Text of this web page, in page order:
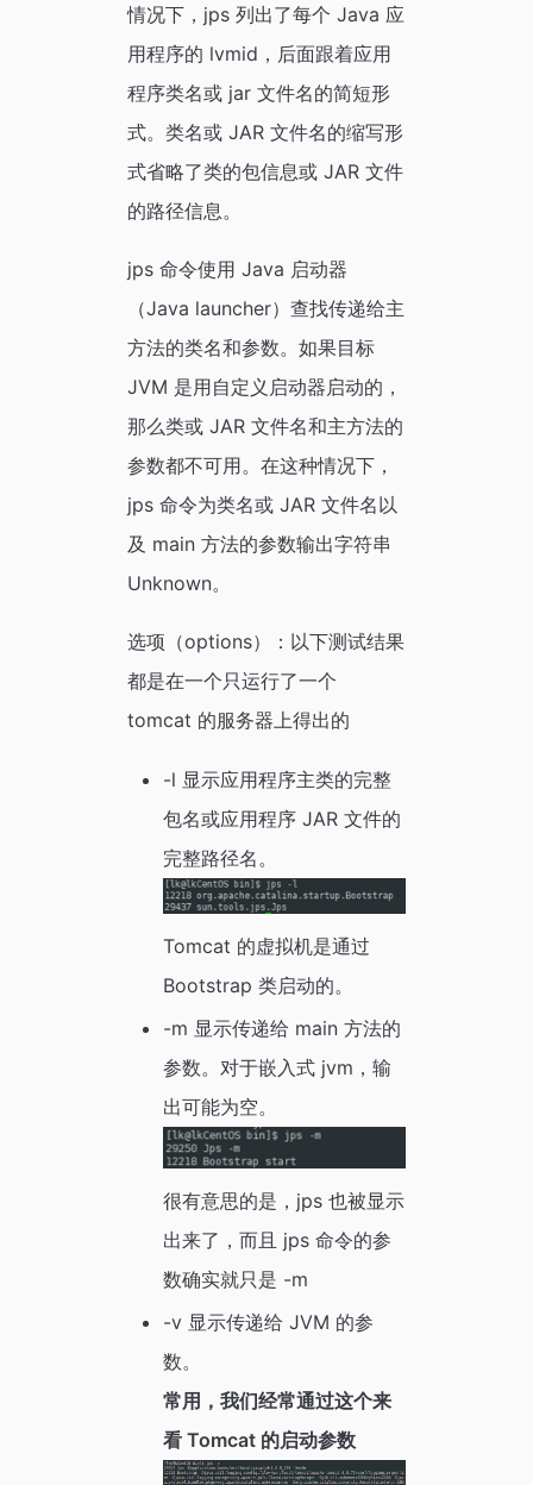
情况下，jps 列出了每个 Java 应
用程序的 lvmid，后面跟着应用
程序类名或 jar 文件名的简短形
式。类名或 JAR 文件名的缩写形
式省略了类的包信息或 JAR 文件
的路径信息。
jps 命令使用 Java 启动器
（Java launcher）查找传递给主
方法的类名和参数。如果目标
JVM 是用自定义启动器启动的，
那么类或 JAR 文件名和主方法的
参数都不可用。在这种情况下，
jps 命令为类名或 JAR 文件名以
及 main 方法的参数输出字符串
Unknown。
选项（options）：以下测试结果
都是在一个只运行了一个
tomcat 的服务器上得出的
-l 显示应用程序主类的完整
包名或应用程序 JAR 文件的
完整路径名。
Tomcat 的虚拟机是通过
Bootstrap 类启动的。
-m 显示传递给 main 方法的
参数。对于嵌入式 jvm，输
出可能为空。
很有意思的是，jps 也被显示
出来了，而且 jps 命令的参
数确实就只是 -m
-v 显示传递给 JVM 的参
数。
常用，我们经常通过这个来
看 Tomcat 的启动参数